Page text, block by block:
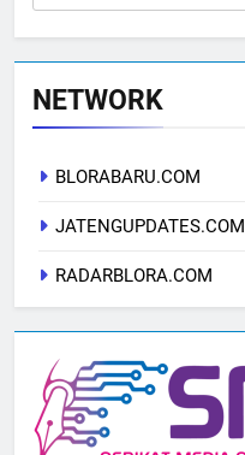
for:
NETWORK
BLORABARU.COM
JATENGUPDATES.COM
RADARBLORA.COM